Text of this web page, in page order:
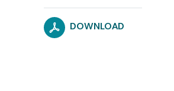
DOWNLOAD